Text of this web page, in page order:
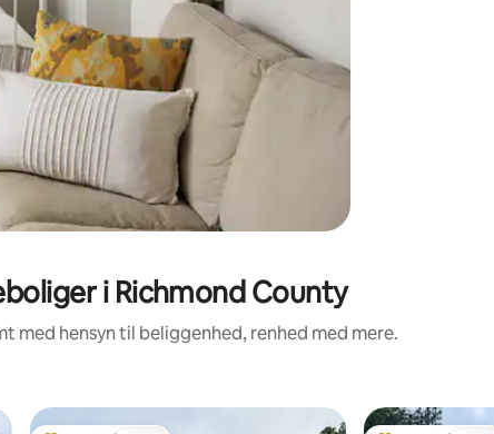
i Richmond County
med hensyn til beliggenhed, renhed med mere.